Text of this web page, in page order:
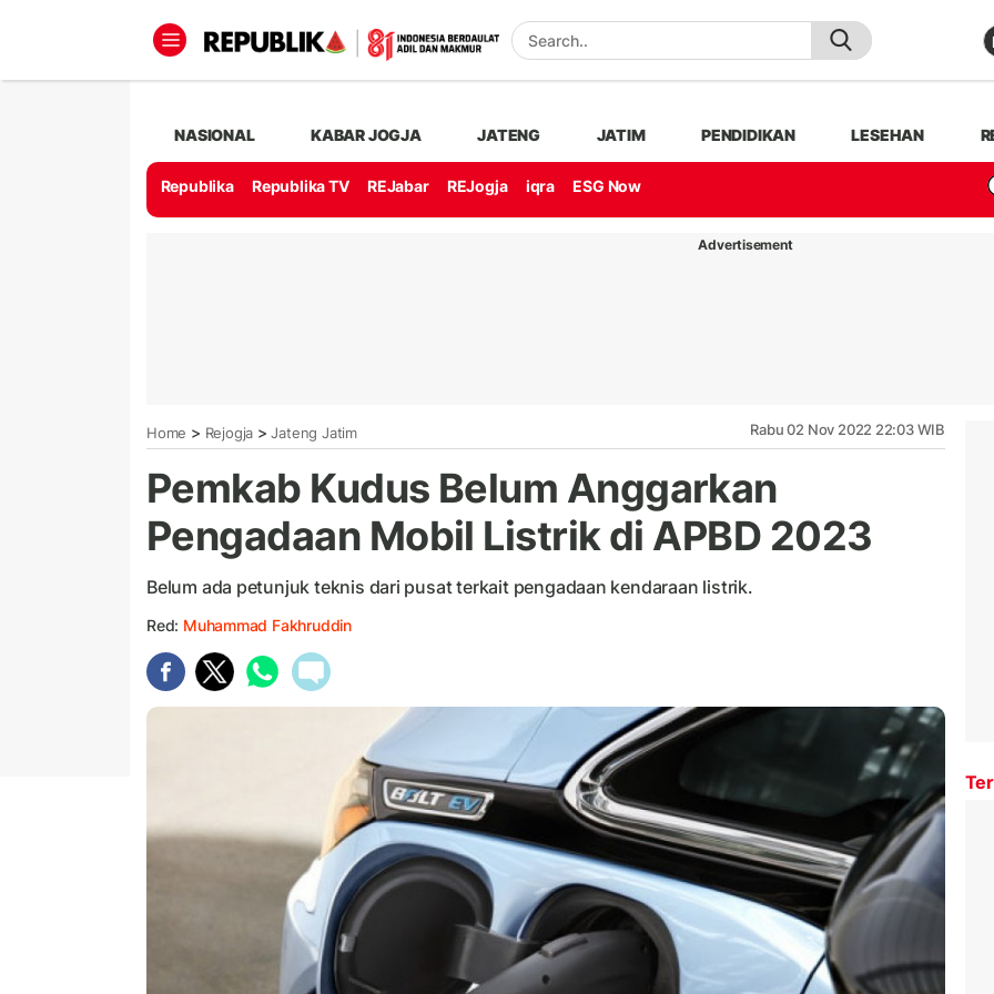
NASIONAL KABAR JOGJA JATENG JATIM PENDIDIKAN LESEHAN
Republika Republika TV REJabar REJogja iqra ESG Now
Advertisement
Home > Rejogja > Jateng Jatim Rabu 02 Nov 2022 22:03 WIB
Pemkab Kudus Belum Anggarkan
Pengadaan Mobil Listrik di APBD 2023
Belum ada petunjuk teknis dari pusat terkait pengadaan kendaraan listrik.
Red: Muhammad Fakhruddin